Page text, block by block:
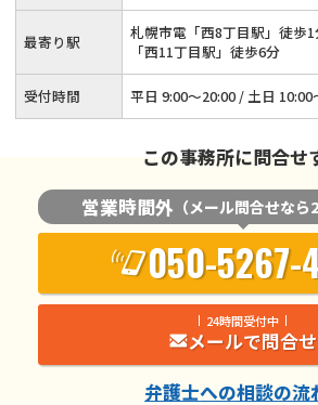
最寄り駅
札幌市電「西8丁目駅」徒歩
「西11丁目駅」徒歩6分
受付時間 平日 9:00～20:00 / 土日 10:00
この事務所に問合せ
営業時間外 （メール問合せなら
050-5267-
24時間受付中
メールで問合せ
弁護士への相談の流